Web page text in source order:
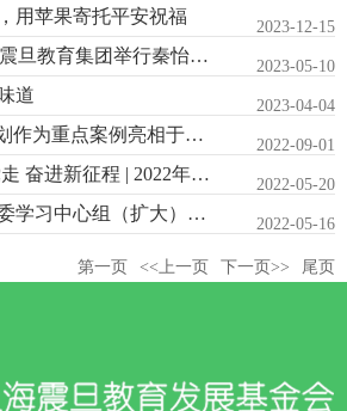
用苹果寄托平安祝福
2023-12-15
“致敬电影艺术巨匠” 震旦教育集团举行秦怡追思会
2023-05-10
道
2023-04-04
“一样不一样”公益计划作为重点案例亮相于上海市黄浦区青企协
2022-09-01
喜迎二十大 永远跟党走 奋进新征程 | 2022年春季上海震旦职业学...
2022-05-20
震旦职业学院召开党委学习中心组（扩大）会议
2022-05-16
第一页 <<上一页 下一页>> 尾页